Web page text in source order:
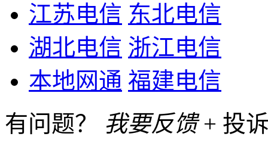
江苏电信 东北电信
湖北电信 浙江电信
本地网通 福建电信
有问题？ 我要反馈+ 投